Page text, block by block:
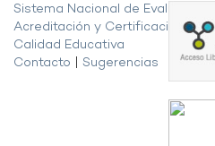
Sistema Nacional de Evaluación,
Acreditación y Certificación de la
Calidad Educativa
Contacto
Sugerencias